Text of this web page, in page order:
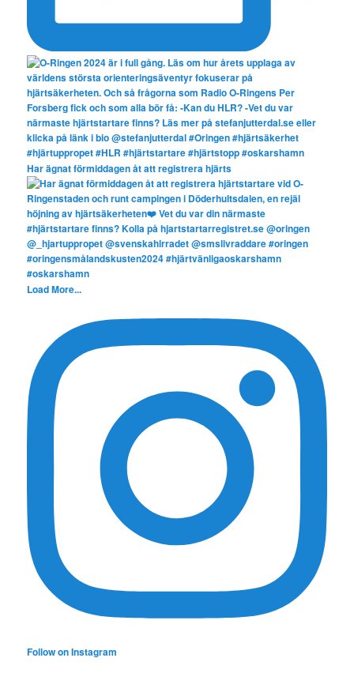
Har ägnat förmiddagen åt att registrera hjärts
Load More...
Follow on Instagram